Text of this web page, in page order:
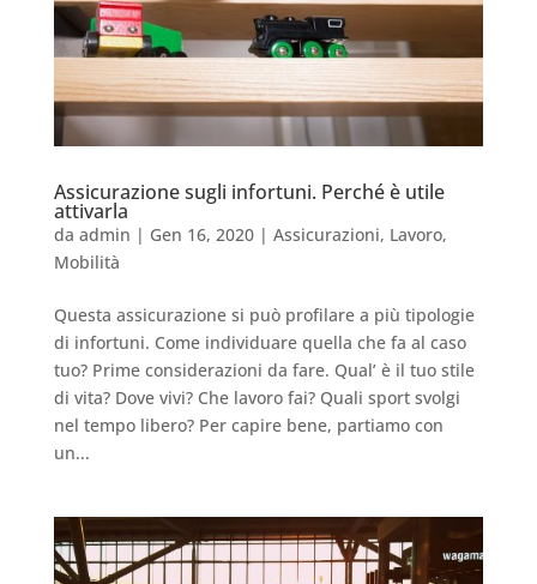
Assicurazione sugli infortuni. Perché è utile
attivarla
da admin | Gen 16, 2020| Assicurazioni, Lavoro,
Mobilità
Questa assicurazione si può profilare a più tipologie
di infortuni. Come individuare quella che fa al caso
tuo? Prime considerazioni da fare. Qual’ è il tuo stile
di vita? Dove vivi? Che lavoro fai? Quali sport svolgi
nel tempo libero? Per capire bene, partiamo con
un...